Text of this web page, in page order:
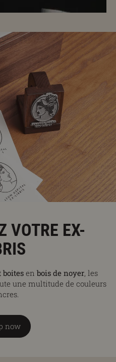
VOTRE EX-
boites en bois de noyer, les
une multitude de couleurs
now